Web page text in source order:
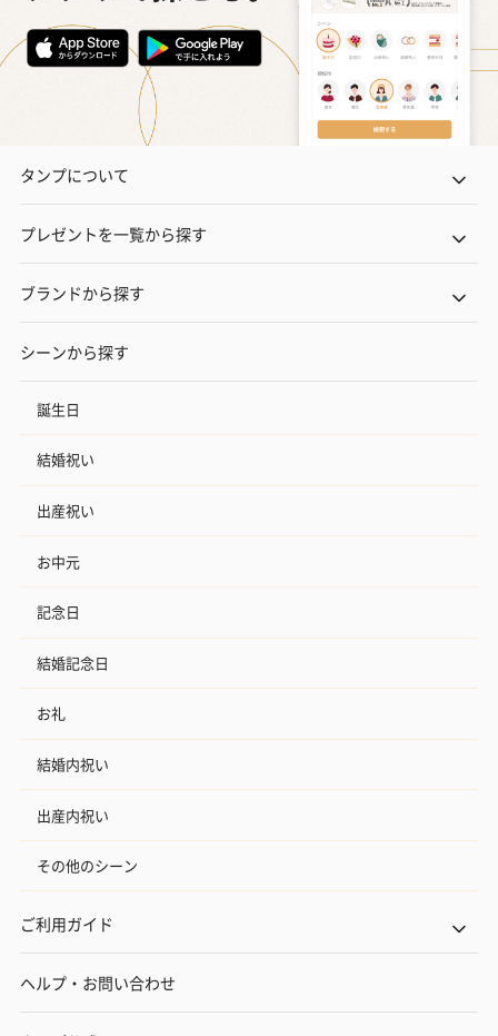
ゼリーバウム カット
（レモン＆紅茶）（432
麦わらパンダバウム
（バナナ味）（540円）
3層デザート
ェ〜国産フル
り〜 3号（864
スキンケアグッズ
ハンドクリーム3本セッ
ト【ありがとう】
（1,100円）
シャワージェル＆ハン
レープフルーツ）
シャワージェ
ッシュローズ
リラックスグッズを同梱してお届けします。
かき氷入浴剤4点セット
（ブルー）（748円）
かき氷入浴剤4点セット
バスフラワー
円）
ハンドタオル・ハンカチ
タンプについて
プレゼントを一覧から探す
ブランドから探す
シーンから探す
誕生日
結婚祝い
出産祝い
お中元
記念日
結婚記念日
お礼
結婚内祝い
出産内祝い
その他のシーン
ご利用ガイド
ヘルプ・お問い合わせ